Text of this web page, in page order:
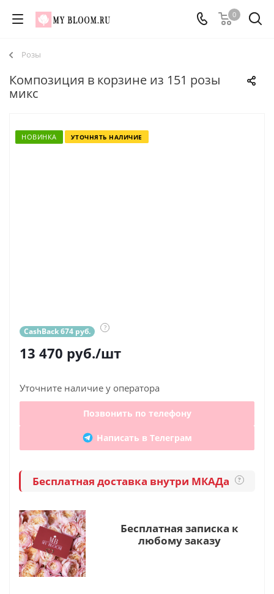
0
Розы
Композиция в корзине из 151 розы
микс
НОВИНКА УТОЧНЯТЬ НАЛИЧИЕ
CashBack 674 руб. ?
13 470 руб./шт
Уточните наличие у оператора
Позвонить по телефону
Написать в Телеграм
Бесплатная доставка внутри МКАДа ?
Бесплатная записка к
любому заказу